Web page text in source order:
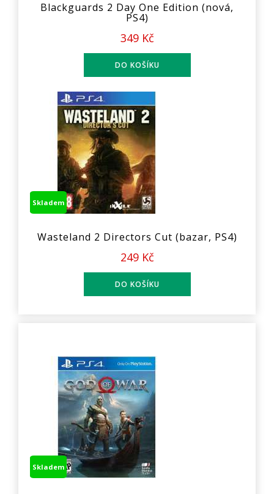
Blackguards 2 Day One Edition (nová,
PS4)
349 Kč
Skladem
Wasteland 2 Directors Cut (bazar, PS4)
249 Kč
Skladem